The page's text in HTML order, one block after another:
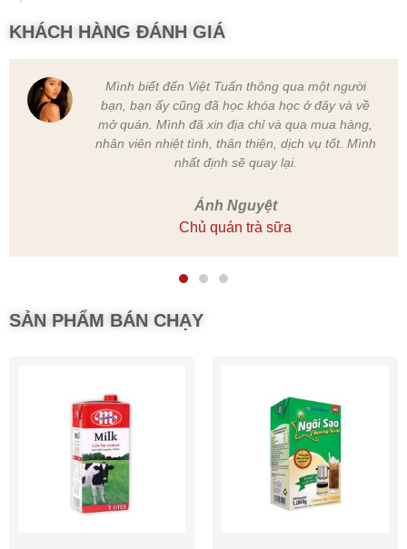
KHÁCH HÀNG ĐÁNH GIÁ
Nguyên liệu chất lượng, có chính sách rõ ràng
nên mình cũng rất yên tâm. Ngoài ra thì giá thành
phải chăng, bảo hành tận tình,nhân viên cũng
thân thiện nữa.
Chủ quán trà chanh
SẢN PHẨM BÁN CHẠY